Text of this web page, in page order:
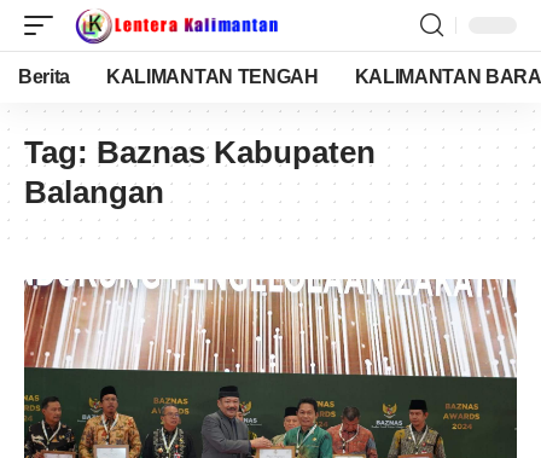
Berita KALIMANTAN TENGAH KALIMANTAN
Tag: Baznas Kabupaten
Balangan